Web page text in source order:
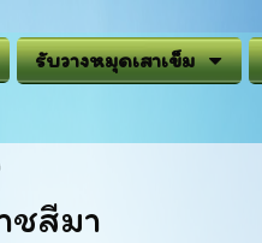
รับวางหมุดเสาเข็ม
ชสีมา